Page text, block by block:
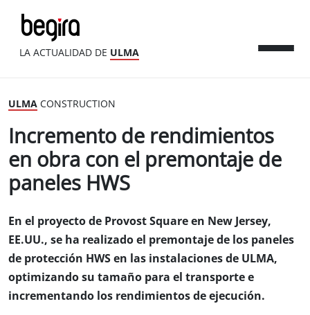
LA ACTUALIDAD DE ULMA
ULMA CONSTRUCTION
Incremento de rendimientos
en obra con el premontaje de
paneles HWS
En el proyecto de Provost Square en New Jersey,
EE.UU., se ha realizado el premontaje de los paneles
de protección HWS en las instalaciones de ULMA,
optimizando su tamaño para el transporte e
incrementando los rendimientos de ejecución.